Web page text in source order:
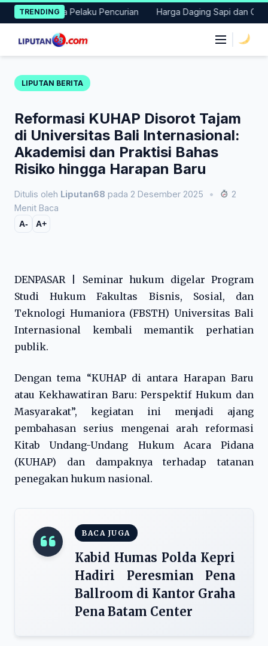
Skip
to
content
TRENDING
Pelaku Pencurian Harga Daging Sapi dan Cabai Naik,
LIPUTAN BERITA
Reformasi KUHAP Disorot Tajam
di Universitas Bali Internasional:
Akademisi dan Praktisi Bahas
Risiko hingga Harapan Baru
Ditulis oleh Liputan68 pada 2 Desember 2025 •
2
Menit Baca
A- A+
DENPASAR | Seminar hukum digelar Program
Studi Hukum Fakultas Bisnis, Sosial, dan
Teknologi Humaniora (FBSTH) Universitas Bali
Internasional kembali memantik perhatian
publik.
Dengan tema “KUHAP di antara Harapan Baru
atau Kekhawatiran Baru: Perspektif Hukum dan
Masyarakat”, kegiatan ini menjadi ajang
pembahasan serius mengenai arah reformasi
Kitab Undang-Undang Hukum Acara Pidana
(KUHAP) dan dampaknya terhadap tatanan
penegakan hukum nasional.
BACA JUGA
Kabid Humas Polda Kepri
Hadiri Peresmian Pena
Ballroom di Kantor Graha
Pena Batam Center